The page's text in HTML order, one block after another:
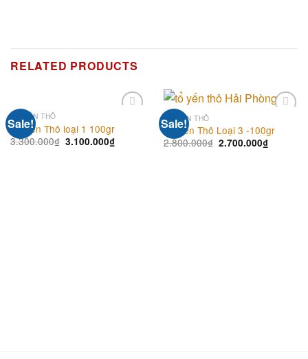
RELATED PRODUCTS
Sale!
TỔ YẾN THÔ
Tổ Yến Thô loại 1 100gr
3.300.000₫ 3.100.000₫
Sale!
wishlist
TỔ YẾN THÔ
Tổ Yến Thô Loại 3 -100gr
2.800.000₫ 2.700.000₫